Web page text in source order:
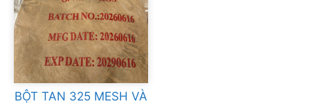
BỘT TAN 325 MESH VÀ